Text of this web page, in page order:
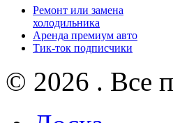
Ремонт или замена
холодильника
Аренда премиум авто
Тик-ток подписчики
© 2026 . Все